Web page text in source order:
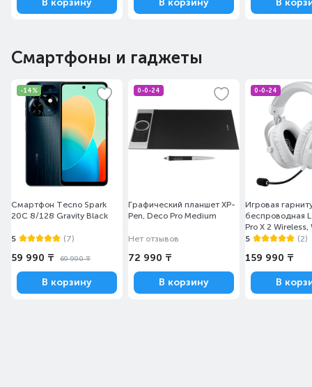
В корзину В корзину В
Смартфоны и гаджеты
-14%
Смартфон Tecno Spark
20C 8/128 Gravity Black
5 (7)
59 990 ₸ 69 990 ₸
В корзину
0-0-24
Графический планшет XP-
Pen, Deco Pro Medium
Нет отзывов
72 990 ₸
В корзину
0-0-24
Игровая
беспроводная
Pro X 2 Wireless,
(981-001269)
5 (2)
159 990 ₸
В